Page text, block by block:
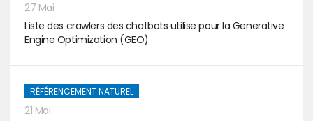
27 Mai
Liste des crawlers des chatbots utilise pour la Generative
Engine Optimization (GEO)
RÉFÉRENCEMENT NATUREL
21 Mai